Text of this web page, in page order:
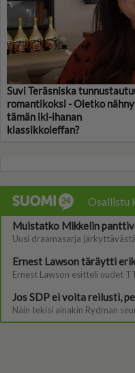
Suvi Teräsniska
romantikoksi - Oletko
tämän iki-ihanan
klassikkoleffan?